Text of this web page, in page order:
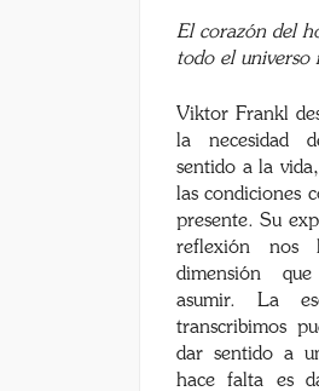
El corazón del
todo el universo
Viktor Frankl
la necesidad
sentido a la
las condiciones
presente. Su
reflexión nos
dimensión
asumir. La
transcribimos
dar sentido a
hace falta es